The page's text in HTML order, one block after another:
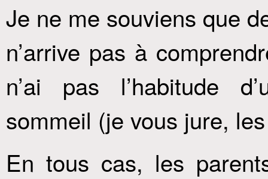
Je ne me souviens que
n’arrive pas à
n’ai pas l’habitude
sommeil (je vous jure,
En tous cas, les